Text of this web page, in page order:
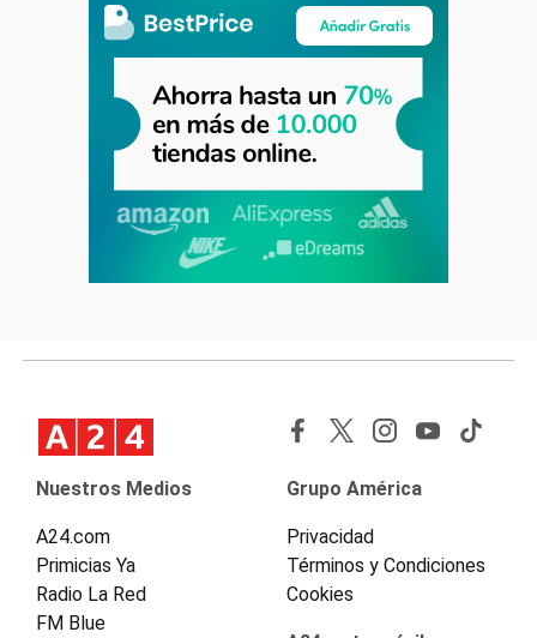
Nuestros Medios
A24.com
Primicias Ya
Radio La Red
FM Blue
Grupo América
Privacidad
Términos y Condiciones
Cookies